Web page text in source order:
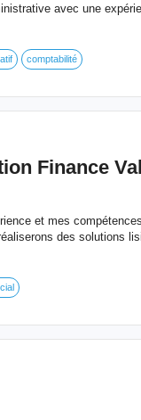
avec une
comptabilité
Finance
et mes
des solutions